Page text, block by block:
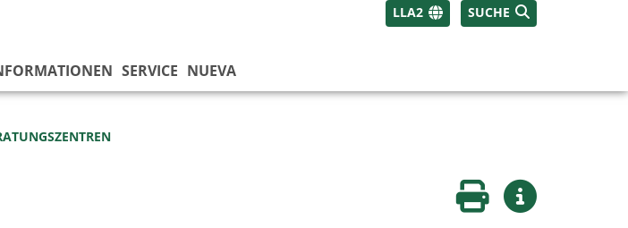
SUCHE
LLA2
SERVICE NUEVA
Seite druckenWeitere Infos